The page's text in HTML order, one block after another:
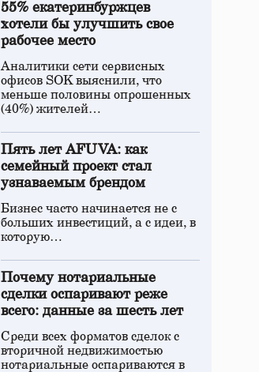
55% екатеринбуржцев
хотели бы улучшить свое
рабочее место
Аналитики сети сервисных
офисов SOK выяснили, что
меньше половины опрошенных
(40%) жителей…
Пять лет AFUVA: как
семейный проект стал
узнаваемым брендом
Бизнес часто начинается не с
больших инвестиций, а с идеи, в
которую…
Почему нотариальные
сделки оспаривают реже
всего: данные за шесть лет
Среди всех форматов сделок с
вторичной недвижимостью
нотариальные оспариваются в